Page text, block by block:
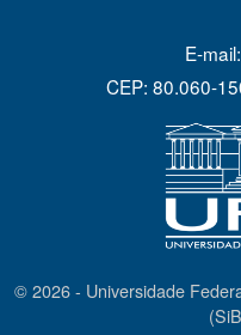
E-
CEP: 80.060-
© 2026 - Universidade